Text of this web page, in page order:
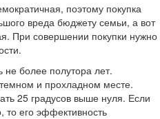
поэтому покупка
вреда бюджету семьи, а вот
При совершении покупки нужно
более полутора лет.
и прохладном месте.
25 градусов выше нуля. Если
то его эффективность